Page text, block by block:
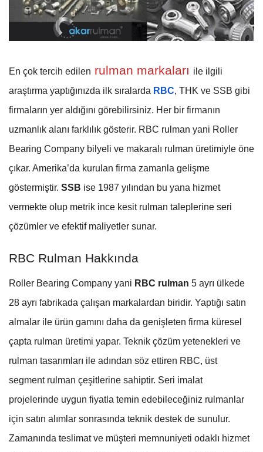
En çok tercih edilen rulman markaları ile ilgili
araştırma yaptığınızda ilk sıralarda RBC, THK ve SSB gibi
firmaların yer aldığını görebilirsiniz. Her bir firmanın
uzmanlık alanı farklılık gösterir. RBC rulman yani Roller
Bearing Company bilyeli ve makaralı rulman üretimiyle öne
çıkar. Amerika’da kurulan firma zamanla gelişme
göstermiştir. SSB ise 1987 yılından bu yana hizmet
vermekte olup metrik ince kesit rulman taleplerine seri
çözümler ve efektif maliyetler sunar.
RBC Rulman Hakkında
Roller Bearing Company yani RBC rulman 5 ayrı ülkede
28 ayrı fabrikada çalışan markalardan biridir. Yaptığı satın
almalar ile ürün gamını daha da genişleten firma küresel
çapta rulman üretimi yapar. Teknik çözüm yetenekleri ve
rulman tasarımları ile adından söz ettiren RBC, üst
segment rulman çeşitlerine sahiptir. Seri imalat
projelerinde uygun fiyatla temin edebileceğiniz rulmanlar
için satın alımlar sonrasında teknik destek de sunulur.
Zamanında teslimat ve müşteri memnuniyeti odaklı hizmet